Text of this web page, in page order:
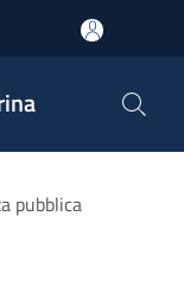
pubblica